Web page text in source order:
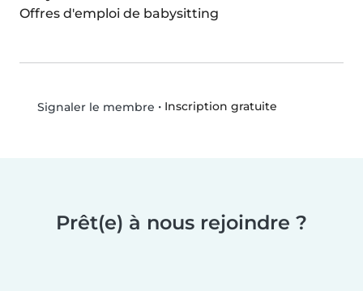
Offres d'emploi de babysitting
Signaler le membre • Inscription gratuite
Prêt(e) à nous rejoindre ?